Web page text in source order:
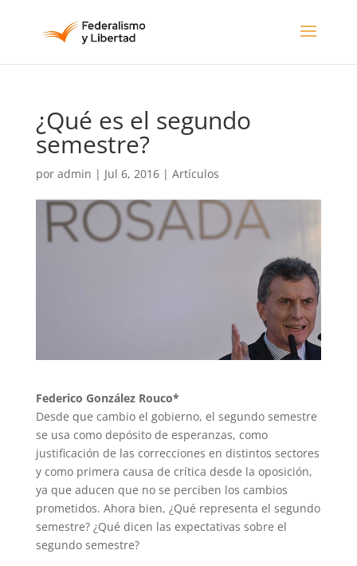
¿Qué es el segundo
semestre?
por admin | Jul 6, 2016| Artículos
Federico González Rouco*
Desde que cambio el gobierno, el segundo semestre
se usa como depósito de esperanzas, como
justificación de las correcciones en distintos sectores
y como primera causa de crítica desde la oposición,
ya que aducen que no se perciben los cambios
prometidos. Ahora bien, ¿Qué representa el segundo
semestre? ¿Qué dicen las expectativas sobre el
segundo semestre?